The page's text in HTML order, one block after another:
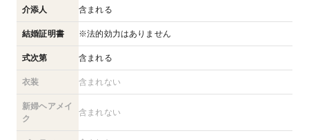
介添人 含まれる
結婚証明書 ※法的効力はありません
式次第 含まれる
衣装 含まれない
新婦ヘアメイ
ク
含まれない